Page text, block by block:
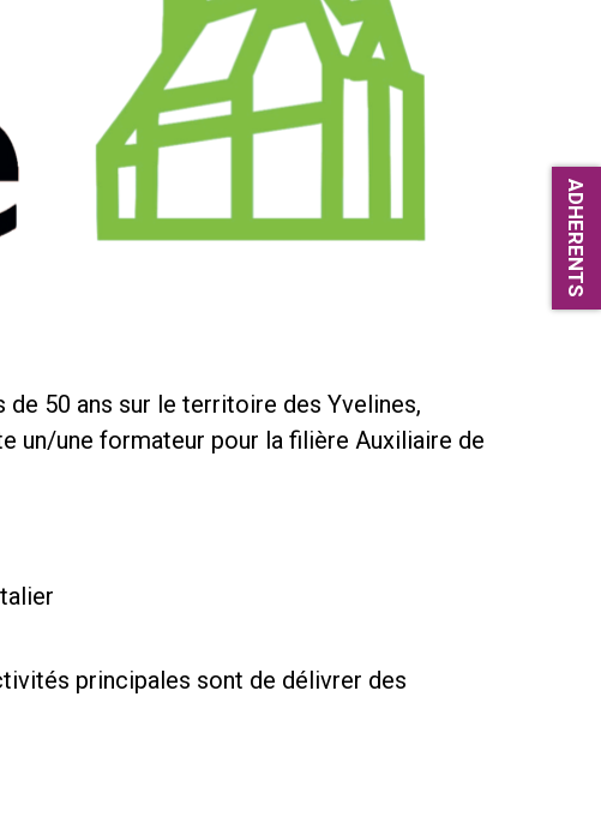
50 ans sur le territoire des Yvelines,
un/une formateur pour la filière Auxiliaire de
principales sont de délivrer des
ADHERENTS